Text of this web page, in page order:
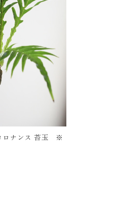
ロナンス 苔玉 ※